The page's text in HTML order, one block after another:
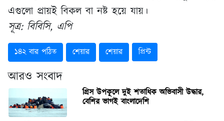
এগুলো প্রায়ই বিকল বা নষ্ট হয়ে যায়।
সূত্র: বিবিসি, এপি
১৪২ বার পঠিত শেয়ার শেয়ার প্রিন্ট
আরও সংবাদ
গ্রিস উপকূলে দুই শতাধিক অভিবাসী উদ্ধার,
বেশির ভাগই বাংলাদেশি